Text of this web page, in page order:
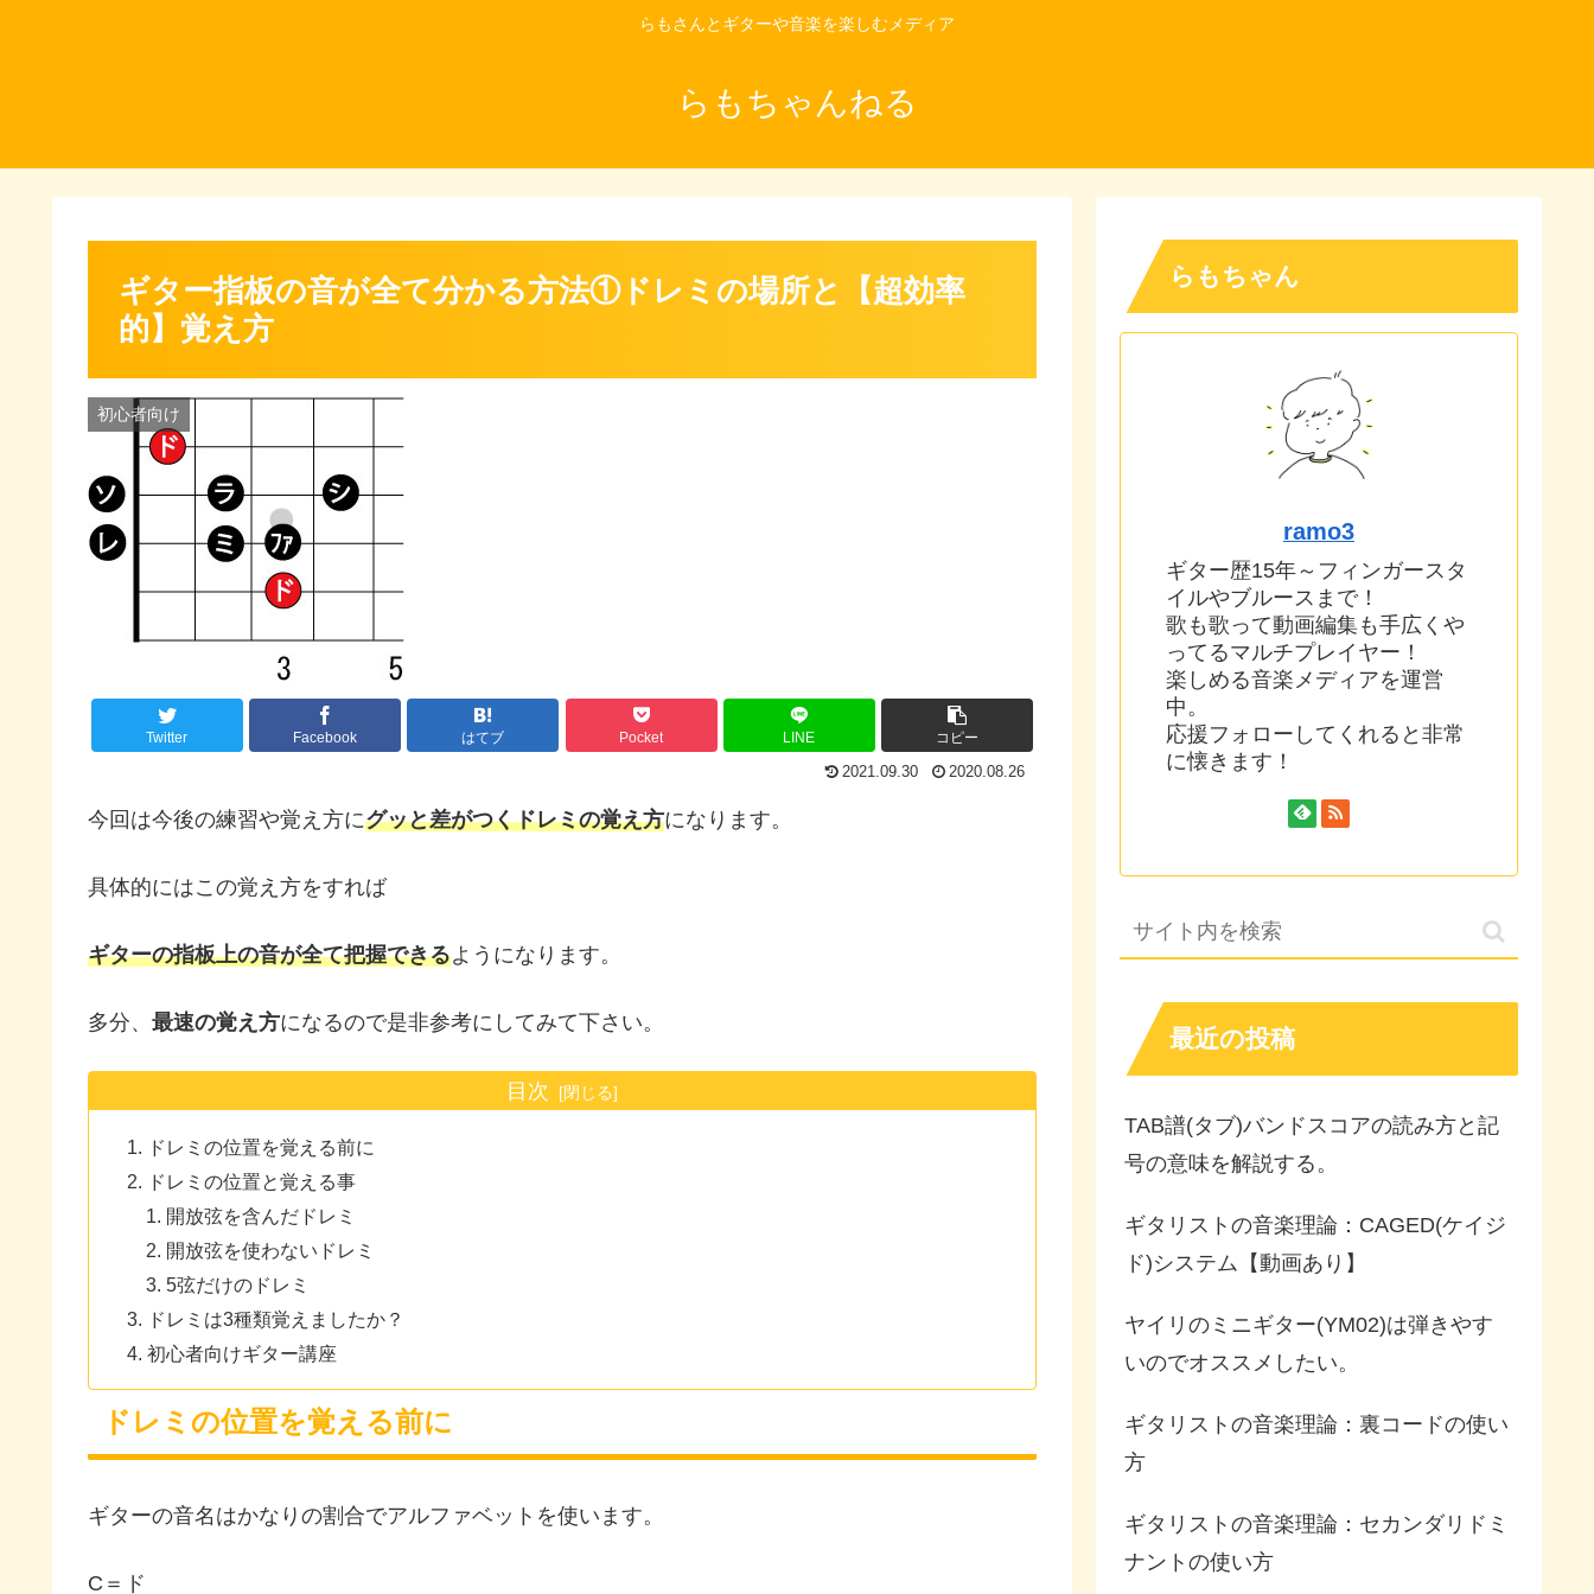
らもさんとギターや音楽を楽しむメディア
らもちゃんねる
ギター指板の音が全て分かる方法①ドレミの場所と【超効率
的】覚え方
初心者向け
Twitter Facebook はてブ Pocket LINE コピー
2021.09.30 2020.08.26
今回は今後の練習や覚え方にグッと差がつくドレミの覚え方になります。
具体的にはこの覚え方をすれば
ギターの指板上の音が全て把握できるようになります。
多分、 最速の覚え方になるので是非参考にしてみて下さい。
目次
ドレミの位置を覚える前に
ドレミの位置と覚える事
開放弦を含んだドレミ
開放弦を使わないドレミ
5弦だけのドレミ
ドレミは3種類覚えましたか？
初心者向けギター講座
ドレミの位置を覚える前に
ギターの音名はかなりの割合でアルファベットを使います。
C＝ド
らもちゃん
ramo3
ギター歴15年～フィンガースタ
イルやブルースまで！
歌も歌って動画編集も手広くや
ってるマルチプレイヤー！
楽しめる音楽メディアを運営
中。
応援フォローしてくれると非常
に懐きます！
最近の投稿
TAB譜(タブ)バンドスコアの読み方と記
号の意味を解説する。
ギタリストの音楽理論：CAGED(ケイジ
ド)システム【動画あり】
ヤイリのミニギター(YM02)は弾きやす
いのでオススメしたい。
ギタリストの音楽理論：裏コードの使い
方
ギタリストの音楽理論：セカンダリドミ
ナントの使い方